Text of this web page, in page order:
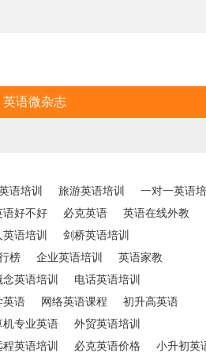
英语微杂志
语培训 旅游英语培训
一对一英语
语好不好 必克英语
英语在线外教
英语培训
剑桥英语培训
榜 企业英语培训
英语家教
念英语培训
电话英语培训
英语 网络英语课程
初升高英语
机专业英语
外贸英语培训
程英语培训 必克英语价格
小升初英